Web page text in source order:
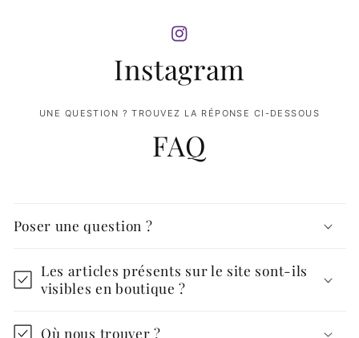
Instagram
UNE QUESTION ? TROUVEZ LA RÉPONSE CI-DESSOUS
FAQ
Poser une question ?
Les articles présents sur le site sont-ils
visibles en boutique ?
Où nous trouver ?